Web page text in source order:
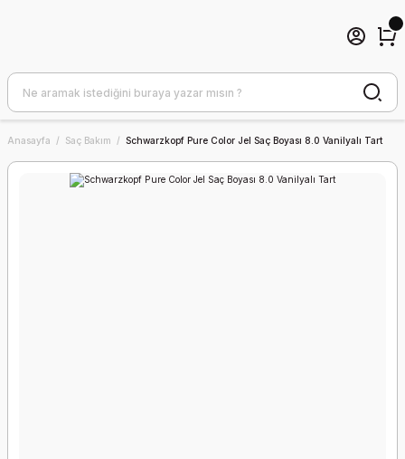
Anasayfa Saç Bakım Schwarzkopf Pure Color Jel Saç Boyası 8.0 Vanilyalı Tart